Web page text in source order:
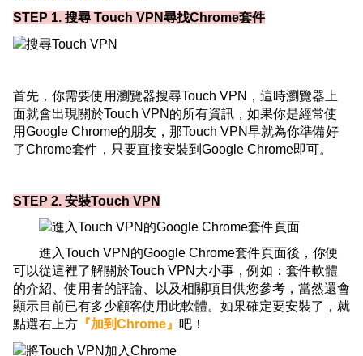
STEP 1. 搜尋 Touch VPN尋找Chrome套件
首先，你需要使用瀏覽器搜尋Touch VPN，這時瀏覽器上
面就會出現關於Touch VPN的所有資訊，如果你是經常使
用Google Chrome的朋友，那Touch VPN早就為你準備好
了Chrome套件，只要直接安裝到Google Chrome即可。
STEP 2. 安裝Touch VPN
進入Touch VPN的Google Chrome套件頁面後，你便
可以從這裡了解關於Touch VPN大小事，例如：套件軟體
的介紹、使用者的評論、以及相關項目供您參考，當然還會
顯示目前已有多少顧客使用此軟體。如果確定要安裝了，就
點選右上方 『加到Chrome』 吧！